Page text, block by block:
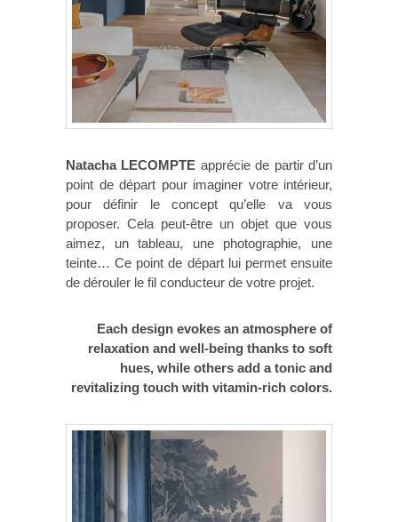
Natacha LECOMPTE apprécie de partir d’un
point de départ pour imaginer votre intérieur,
pour définir le concept qu’elle va vous
proposer. Cela peut-être un objet que vous
aimez, un tableau, une photographie, une
teinte… Ce point de départ lui permet ensuite
de dérouler le fil conducteur de votre projet.
Each design evokes an atmosphere of
relaxation and well-being thanks to soft
hues, while others add a tonic and
revitalizing touch with vitamin-rich colors.